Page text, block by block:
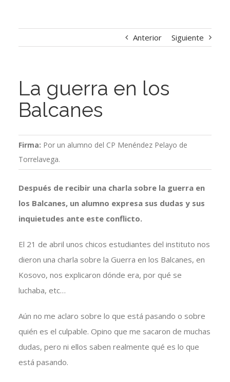
Anterior Siguiente
La guerra en los
Balcanes
Firma: Por un alumno del CP Menéndez Pelayo de
Torrelavega.
Después de recibir una charla sobre la guerra en
los Balcanes, un alumno expresa sus dudas y sus
inquietudes ante este conflicto.
El 21 de abril unos chicos estudiantes del instituto nos
dieron una charla sobre la Guerra en los Balcanes, en
Kosovo, nos explicaron dónde era, por qué se
luchaba, etc…
Aún no me aclaro sobre lo que está pasando o sobre
quién es el culpable. Opino que me sacaron de muchas
dudas, pero ni ellos saben realmente qué es lo que
está pasando.